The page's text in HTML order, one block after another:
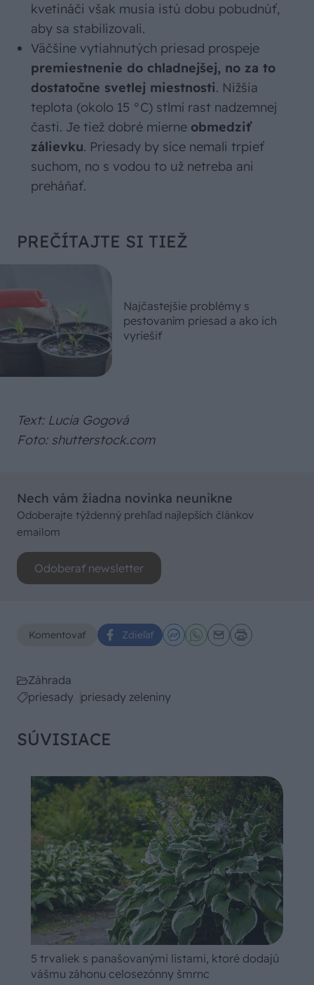
kvetináči však musia istú dobu pobudnúť,
aby sa stabilizovali.
Väčšine vytiahnutých priesad prospeje
premiestnenie do chladnejšej, no za to
dostatočne svetlej miestnosti. Nižšia
teplota (okolo 15 °C) stlmí rast nadzemnej
časti. Je tiež dobré mierne obmedziť
zálievku. Priesady by síce nemali trpieť
suchom, no s vodou to už netreba ani
preháňať.
PREČÍTAJTE SI TIEŽ
Najčastejšie problémy s
pestovaním priesad a ako ich
vyriešiť
Text: Lucia Gogová
Foto: shutterstock.com
Nech vám žiadna novinka neunikne
Odoberajte týždenný prehľad najlepších článkov
emailom
Odoberať newsletter
Komentovať Zdieľať
Záhrada
priesady priesady zeleniny
SÚVISIACE
5 trvaliek s panašovanými listami, ktoré dodajú
vášmu záhonu celosezónny šmrnc